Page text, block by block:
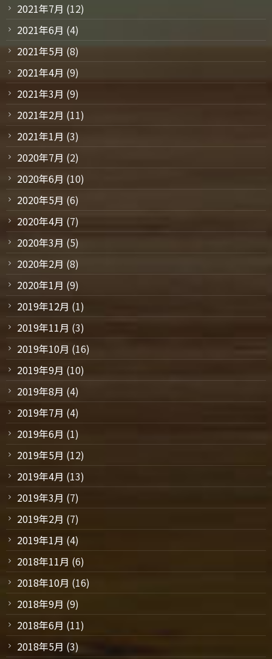
2021年7月 (12)
2021年6月 (4)
2021年5月 (8)
2021年4月 (9)
2021年3月 (9)
2021年2月 (11)
2021年1月 (3)
2020年7月 (2)
2020年6月 (10)
2020年5月 (6)
2020年4月 (7)
2020年3月 (5)
2020年2月 (8)
2020年1月 (9)
2019年12月 (1)
2019年11月 (3)
2019年10月 (16)
2019年9月 (10)
2019年8月 (4)
2019年7月 (4)
2019年6月 (1)
2019年5月 (12)
2019年4月 (13)
2019年3月 (7)
2019年2月 (7)
2019年1月 (4)
2018年11月 (6)
2018年10月 (16)
2018年9月 (9)
2018年6月 (11)
2018年5月 (3)